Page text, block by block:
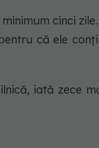
cinci zile.
că ele
iată zece